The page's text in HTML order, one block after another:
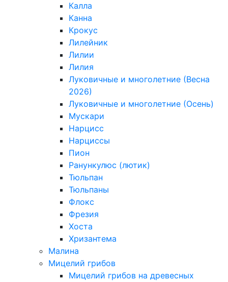
Калла
Канна
Крокус
Лилейник
Лилии
Лилия
Луковичные и многолетние (Весна
2026)
Луковичные и многолетние (Осень)
Мускари
Нарцисс
Нарциссы
Пион
Ранункулюс (лютик)
Тюльпан
Тюльпаны
Флокс
Фрезия
Хоста
Хризантема
Малина
Мицелий грибов
Мицелий грибов на древесных